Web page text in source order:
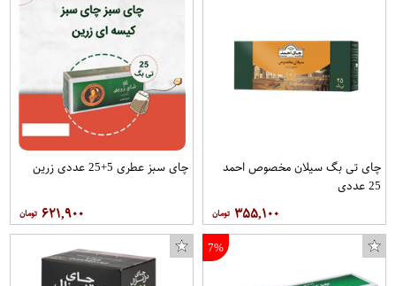
چای تی بگ سیلان مخصوص احمد
25 عددی
۳۵۵,۱۰۰
چای سبز عطری 5+25 عددی زرین
۶۲۱,۹۰۰
7%